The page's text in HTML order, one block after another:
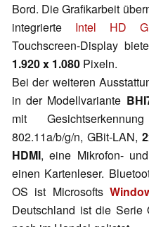
Bord. Die Grafikarbeit
integrierte Intel HD
Touchscreen-Display
1.920 x 1.080 Pixeln.
Bei der weiteren
in der Modellvariante
mit
802.11a/b/g/n, GBit-LAN,
HDMI, eine Mikrofon-
einen Kartenleser.
OS ist Microsofts
Deutschland ist die